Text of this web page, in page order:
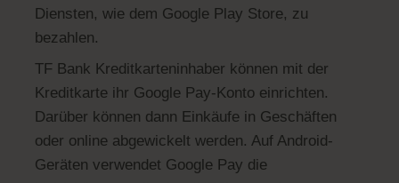
Diensten, wie dem Google Play Store, zu
bezahlen.
TF Bank Kreditkarteninhaber können mit der
Kreditkarte ihr Google Pay-Konto einrichten.
Darüber können dann Einkäufe in Geschäften
oder online abgewickelt werden. Auf Android-
Geräten verwendet Google Pay die